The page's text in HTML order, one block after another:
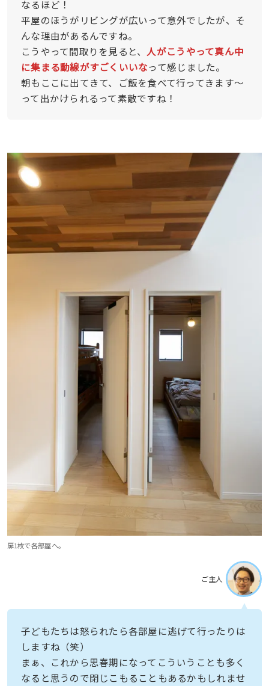
なるほど！
平屋のほうがリビングが広いって意外でしたが、そ
んな理由があるんですね。
こうやって間取りを見ると、 人がこうやって真ん中
に集まる動線がすごくいいなって感じました。
朝もここに出てきて、ご飯を食べて行ってきます〜
って出かけられるって素敵ですね！
扉1枚で各部屋へ。
ご主人
子どもたちは怒られたら各部屋に逃げて行ったりは
しますね（笑）
まぁ、これから思春期になってこういうことも多く
なると思うので閉じこもることもあるかもしれませ